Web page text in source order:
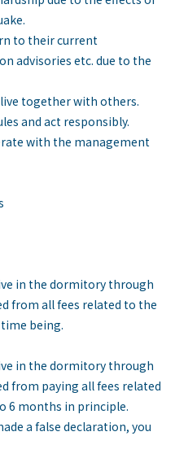
to their current
advisories etc. due to the
together with others.
and act responsibly.
with the management
in the dormitory through
from all fees related to the
being.
in the dormitory through
from paying all fees related
6 months in principle.
a false declaration, you